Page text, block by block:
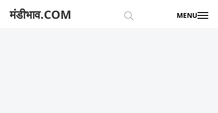
मंडीभाव.COM MENU